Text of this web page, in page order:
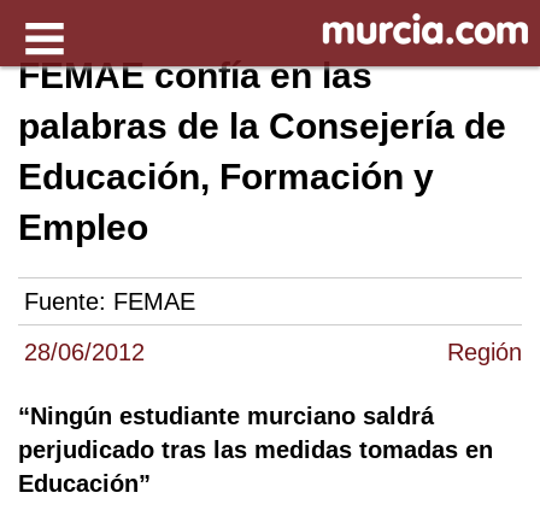
28/06/2012 Región
FEMAE confía en las
palabras de la Consejería de
Educación, Formación y
Empleo
Fuente: FEMAE
“Ningún estudiante murciano saldrá
perjudicado tras las medidas tomadas en
Educación”